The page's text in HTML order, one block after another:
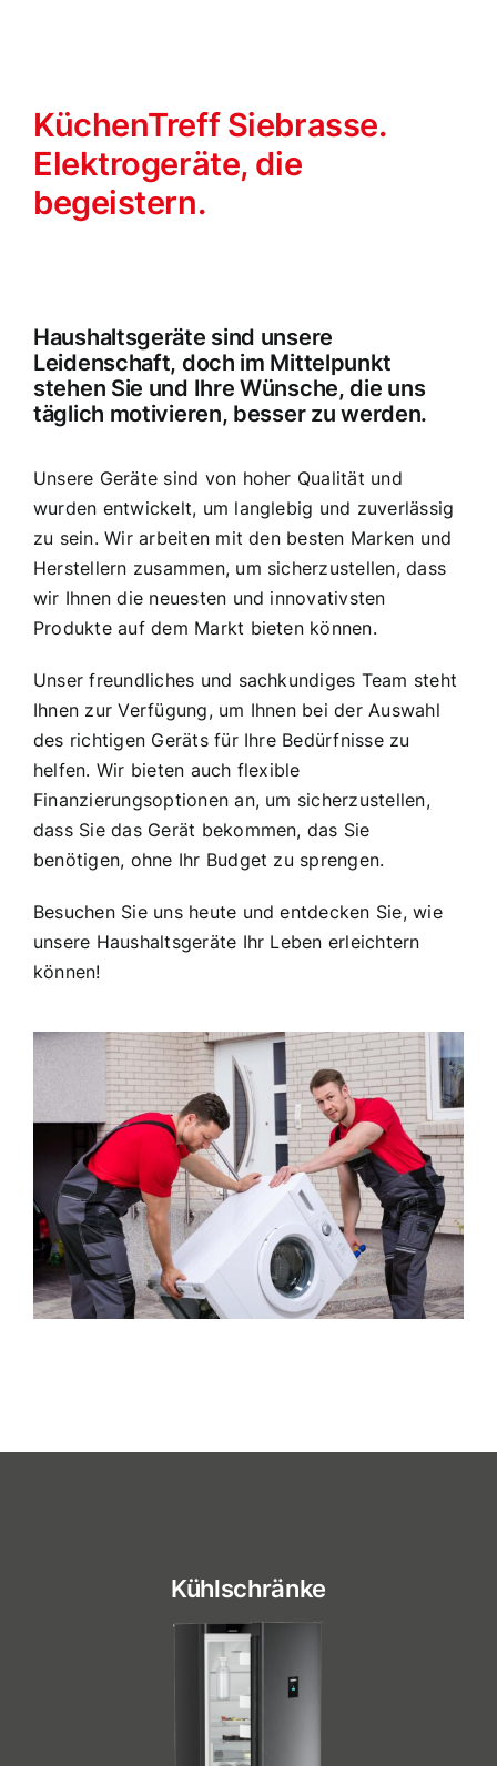
KüchenTreff Siebrasse.
Elektrogeräte, die
begeistern.
Haushaltsgeräte sind unsere
Leidenschaft, doch im Mittelpunkt
stehen Sie und Ihre Wünsche, die uns
täglich motivieren, besser zu werden.
Unsere Geräte sind von hoher Qualität und
wurden entwickelt, um langlebig und zuverlässig
zu sein. Wir arbeiten mit den besten Marken und
Herstellern zusammen, um sicherzustellen, dass
wir Ihnen die neuesten und innovativsten
Produkte auf dem Markt bieten können.
Unser freundliches und sachkundiges Team steht
Ihnen zur Verfügung, um Ihnen bei der Auswahl
des richtigen Geräts für Ihre Bedürfnisse zu
helfen. Wir bieten auch flexible
Finanzierungsoptionen an, um sicherzustellen,
dass Sie das Gerät bekommen, das Sie
benötigen, ohne Ihr Budget zu sprengen.
Besuchen Sie uns heute und entdecken Sie, wie
unsere Haushaltsgeräte Ihr Leben erleichtern
können!
Kühlschränke